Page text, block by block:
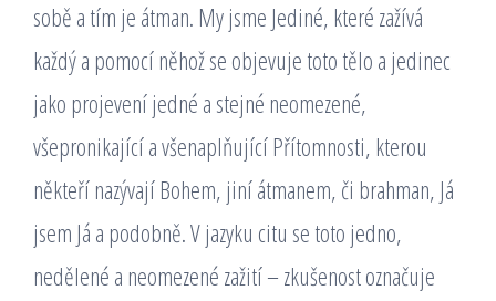
sobě a tím je átman. My jsme Jediné, které zažívá
každý a pomocí něhož se objevuje toto tělo a jedinec
jako projevení jedné a stejné neomezené,
všepronikající a všenaplňující Přítomnosti, kterou
někteří nazývají Bohem, jiní átmanem, či brahman, Já
jsem Já a podobně. V jazyku citu se toto jedno,
nedělené a neomezené zažití – zkušenost označuje